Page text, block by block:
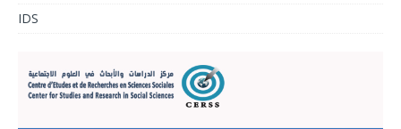
IDS